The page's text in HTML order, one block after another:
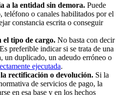
a la entidad sin demora. Puede
teléfono o canales habilitados por el
constancia escrita o conseguir
el tipo de cargo. No basta con decir
preferible indicar si se trata de una
un duplicado, un adeudo erróneo o
ejecutada.
rectificación o devolución. Si la
de servicios de pago, la
en esa base y en los hechos